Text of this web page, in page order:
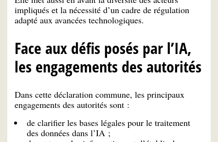
impliqués et la nécessité d’un cadre de régulation
adapté aux avancées technologiques.
Face aux défis posés par l’IA,
les engagements des autorités
Dans cette déclaration commune, les principaux
engagements des autorités sont :
de clarifier les bases légales pour le traitement
des données dans l’IA ;